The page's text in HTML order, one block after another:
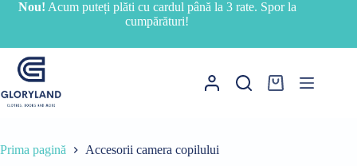
SariNou! Acum puteți plăti cu cardul până la 3 rate. Spor la
cumpărături!
Coș
Prima pagină Accesorii camera copilului